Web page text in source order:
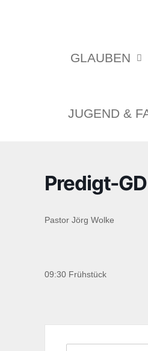
GLAUBEN
JUGEND &
Predigt-GD
Pastor Jörg Wolke
09:30 Frühstück